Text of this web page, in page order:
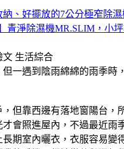
、好擺放的7公分極窄除濕
青淨除濕機MR.SLIM，小
文 生活綜合
一遇到陰雨綿綿的雨季時
但靠西邊有落地窗陽台，
會照進屋內，不過最近雨
期室內曬衣，衣服容易變